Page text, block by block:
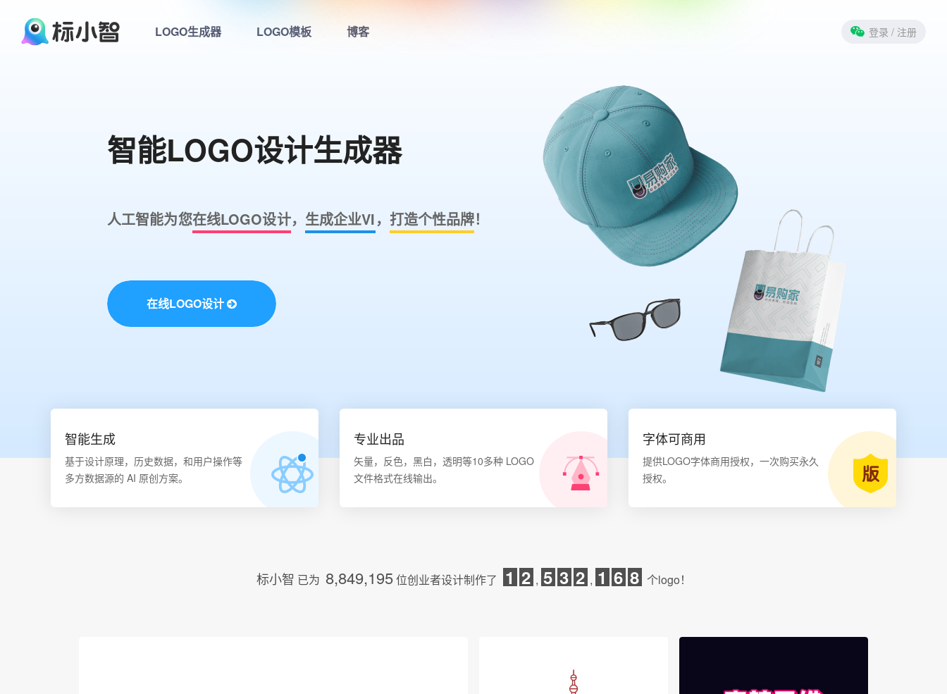
LOGO生成器 LOGO模板 博客 登录 / 注册
登录
智能LOGO设计生成器
人工智能为您在线LOGO设计， 生成企业VI， 打造个性品牌！
在线LOGO设计
智能生成
基于设计原理，历史数据，和用户操作等
多方数据源的 AI 原创方案。
专业出品
矢量，反色，黑白，透明等10多种 LOGO
文件格式在线输出。
字体可商用
提供LOGO字体商用授权，一次购买永久
授权。
标小智 已为 8,849,195位创业者设计制作了 1 2 , 5 3 2 , 1 6 8 个logo！